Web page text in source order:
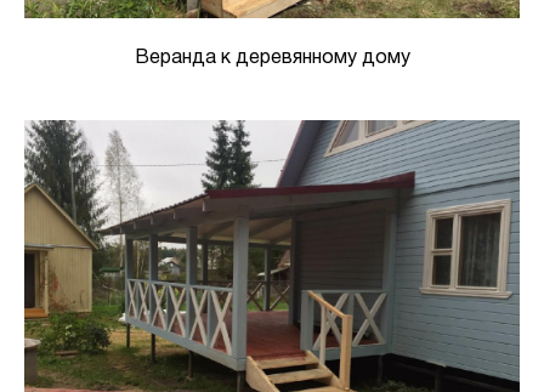
Веранда к деревянному дому